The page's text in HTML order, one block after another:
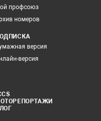
профсоюз
номеров
версия
версия